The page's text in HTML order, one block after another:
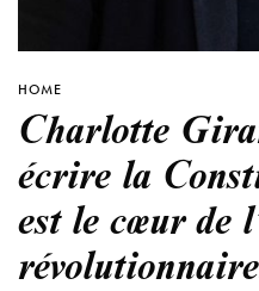
HOME
Charlotte
écrire la
est le cœur de